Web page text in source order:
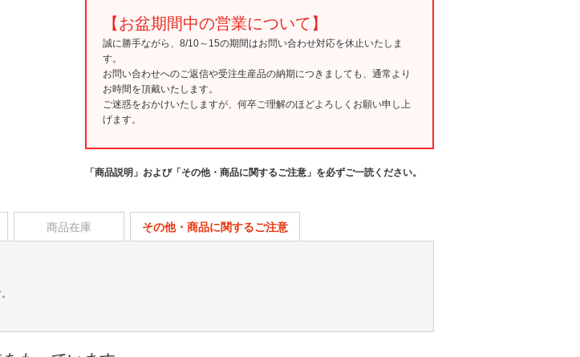
【お盆期間中の営業について】
誠に勝手ながら、8/10～15の期間はお問い合わせ対応を休止いたしま
す。
お問い合わせへのご返信や受注生産品の納期につきましても、通常より
お時間を頂戴いたします。
ご迷惑をおかけいたしますが、何卒ご理解のほどよろしくお願い申し上
げます。
「商品説明」および「その他・商品に関するご注意」を必ずご一読ください。
商品在庫 その他・商品に関するご注意